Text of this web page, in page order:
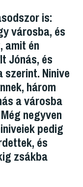
is:
városba, és
amit én
Jónás, és
szerint. Ninive
három
a városba
negyven
pedig
és
zsákba